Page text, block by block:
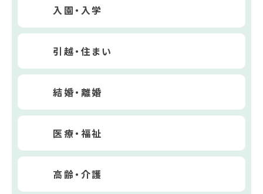
入園・入学
引越・住まい
結婚・離婚
医療・福祉
高齢・介護